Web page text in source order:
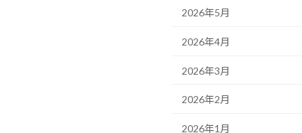
2026年5月
2026年4月
2026年3月
2026年2月
2026年1月